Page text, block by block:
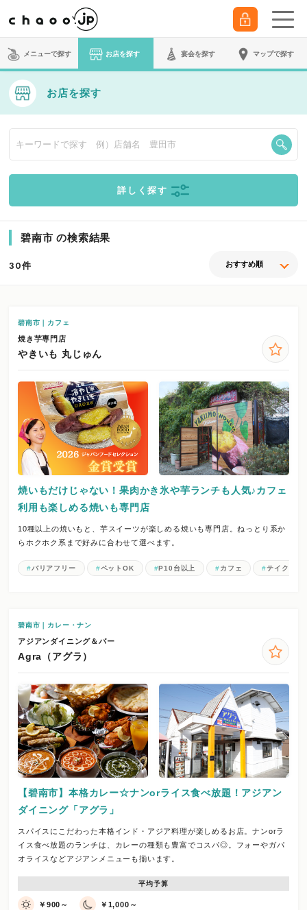
メニューで探す お店を探す 宴会を探す マップで探す
お店を探す
詳しく探す
碧南市 の検索結果
30件
碧南市｜カフェ
焼き芋専門店
やきいも 丸じゅん
焼いもだけじゃない！果肉かき氷や芋ランチも人気♪カフェ
利用も楽しめる焼いも専門店
10種以上の焼いもと、芋スイーツが楽しめる焼いも専門店。ねっとり系か
らホクホク系まで好みに合わせて選べます。
バリアフリー ペットOK P10台以上 カフェ テイクアウ
碧南市｜カレー・ナン
アジアンダイニング＆バー
Agra（アグラ）
【碧南市】本格カレー☆ナンorライス食べ放題！アジアン
ダイニング「アグラ」
スパイスにこだわった本格インド・アジア料理が楽しめるお店。ナンorラ
イス食べ放題のランチは、カレーの種類も豊富でコスパ◎。フォーやガパ
オライスなどアジアンメニューも揃います。
平均予算
￥900～ ￥1,000～